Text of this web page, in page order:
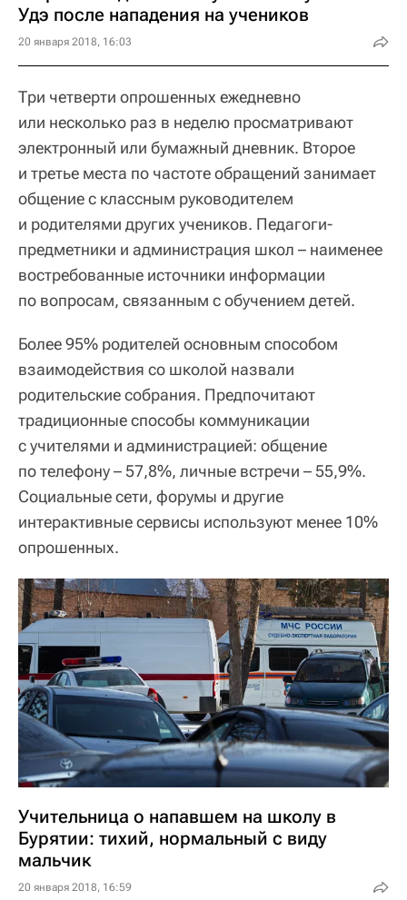
Удэ после нападения на учеников
20 января 2018, 16:03
Три четверти опрошенных ежедневно
или несколько раз в неделю просматривают
электронный или бумажный дневник. Второе
и третье места по частоте обращений занимает
общение с классным руководителем
и родителями других учеников. Педагоги-
предметники и администрация школ – наименее
востребованные источники информации
по вопросам, связанным с обучением детей.
Более 95% родителей основным способом
взаимодействия со школой назвали
родительские собрания. Предпочитают
традиционные способы коммуникации
с учителями и администрацией: общение
по телефону – 57,8%, личные встречи – 55,9%.
Социальные сети, форумы и другие
интерактивные сервисы используют менее 10%
опрошенных.
Учительница о напавшем на школу в
Бурятии: тихий, нормальный с виду
мальчик
20 января 2018, 16:59